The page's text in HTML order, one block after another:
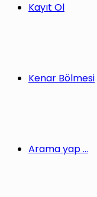
Kayıt Ol
Kenar Bölmesi
Arama yap ...